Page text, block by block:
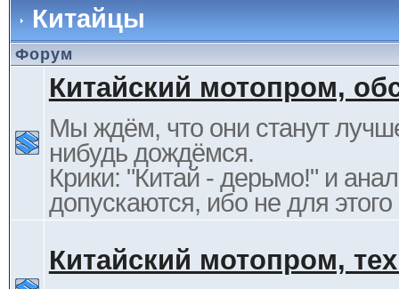
Китайцы
Форум
Китайский мотопром,
Мы ждём, что они станут
нибудь дождёмся.
Крики: "Китай - дерьмо!" и
допускаются, ибо не для
Китайский мотопром,